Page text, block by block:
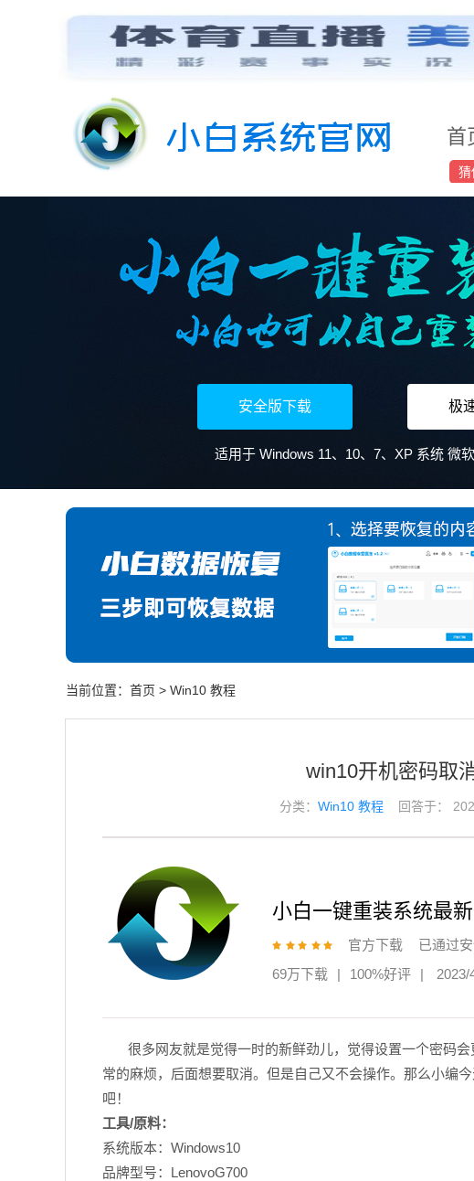
首
猜
安全版下载 极
适用于 Windows 11、10、7、XP 系统 微
当前位置： 首页 > Win10 教程
win10开机密码取
分类：Win10 教程 回答于：
小白一键重装系统最
官方下载
已通过
69万下载
| 100%好评 | 2023/
很多网友就是觉得一时的新鲜劲儿，觉得设置一个密码
常的麻烦，后面想要取消。但是自己又不会操作。那么小编
吧！
工具/原料：
系统版本：Windows10
品牌型号：LenovoG700